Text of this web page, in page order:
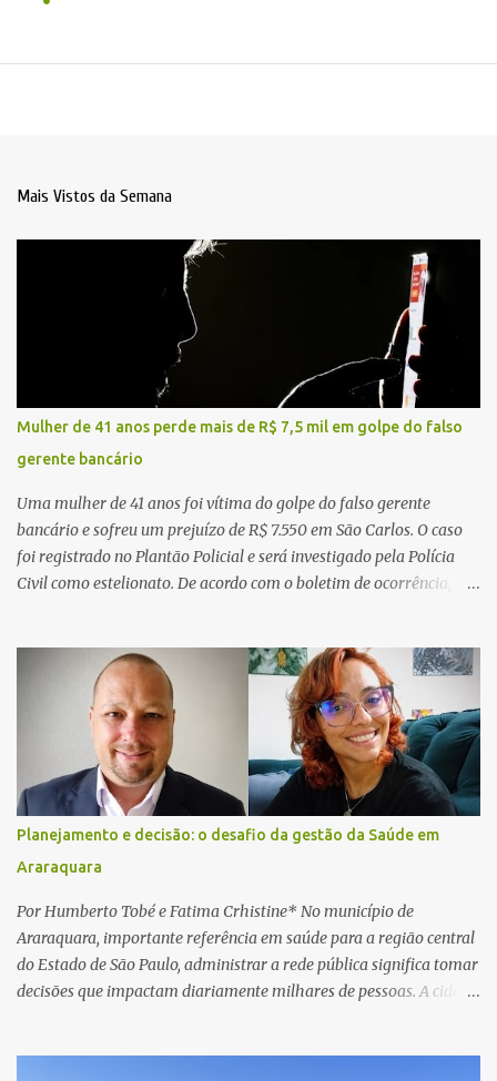
Mais Vistos da Semana
Mulher de 41 anos perde mais de R$ 7,5 mil em golpe do falso
gerente bancário
Uma mulher de 41 anos foi vítima do golpe do falso gerente
bancário e sofreu um prejuízo de R$ 7.550 em São Carlos. O caso
foi registrado no Plantão Policial e será investigado pela Polícia
Civil como estelionato. De acordo com o boletim de ocorrência, a
suspeito alegou que seria necessário atualizar o cadastro da conta
e passou a orientar a vítima sobre os procedimentos que deveriam
ser realizados. Dias depois, o golpista enviou um documento em
PDF simulando uma comunicação oficial da instituição financeira.
Na sequência, entrou em contato por telefone e encaminhou um
link, orientando a vítima a acessá-lo pelo computador para
concluir a suposta atualização cadastral. Após realizar o
procedimento, a conta bancária ficou bloqueada por algumas
horas. Sem conseguir acessar o sistema, a vítima tentou
novamente contato com o suposto gerente, mas não obteve
resposta. Na segunda-fe...
Planejamento e decisão: o desafio da gestão da Saúde em
Araraquara
Por Humberto Tobé e Fatima Crhistine* No município de
Araraquara, importante referência em saúde para a região central
do Estado de São Paulo, administrar a rede pública significa tomar
decisões que impactam diariamente milhares de pessoas. A cidade